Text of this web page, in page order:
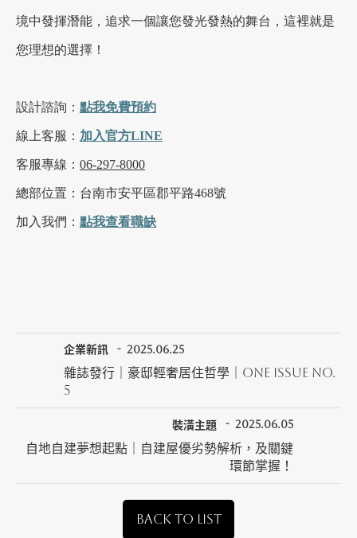
境中發揮潛能，追求一個讓您發光發熱的舞台，這裡就是
您理想的選擇！
設計諮詢： 點我免費預約
線上客服： 加入官方LINE
客服專線： 06-297-8000
總部位置：台南市安平區郡平路468號
加入我們： 點我查看職缺
企業新訊 2025.06.25
雜誌發行｜豪邸輕奢居住哲學｜ONE ISSUE NO.
5
裝潢主題 2025.06.05
自地自建夢想起點｜自建屋優劣勢解析，及關鍵
環節掌握！
BACK TO LIST